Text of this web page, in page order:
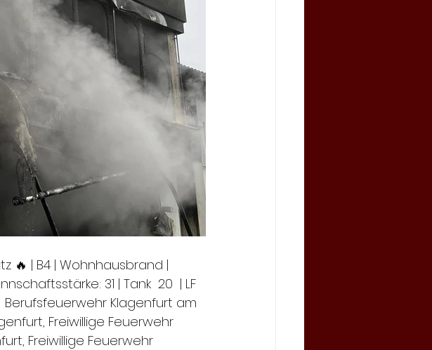
🔥 | B4 | Wohnhausbrand |
31 | Tank  20  | LF
Berufsfeuerwehr Klagenfurt am
Freiwillige Feuerwehr
Freiwillige Feuerwehr